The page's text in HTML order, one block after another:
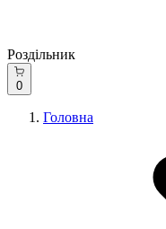
Роздільник
0
Головна